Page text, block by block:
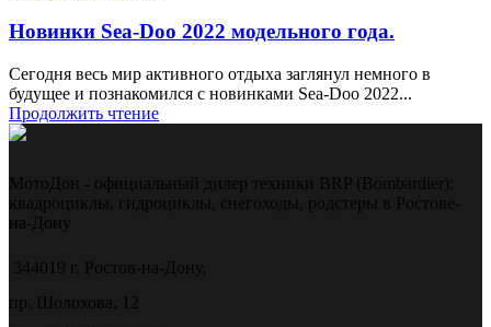
Новинки Sea-Doo 2022 модельного года.
Сегодня весь мир активного отдыха заглянул немного в
будущее и познакомился с новинками Sea-Doo 2022...
Продолжить чтение
МотоДон - официальный дилер техники BRP (Bombardier):
квадроциклы, гидроциклы, снегоходы, родстеры в Ростове-
на-Дону
344019 г. Ростов-на-Дону,
пр. Шолохова, 12